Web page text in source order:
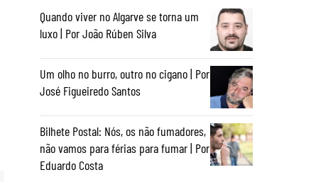
Quando viver no Algarve se torna um
luxo | Por João Rúben Silva
Um olho no burro, outro no cigano | Por
José Figueiredo Santos
Bilhete Postal: Nós, os não fumadores,
não vamos para férias para fumar | Por
Eduardo Costa